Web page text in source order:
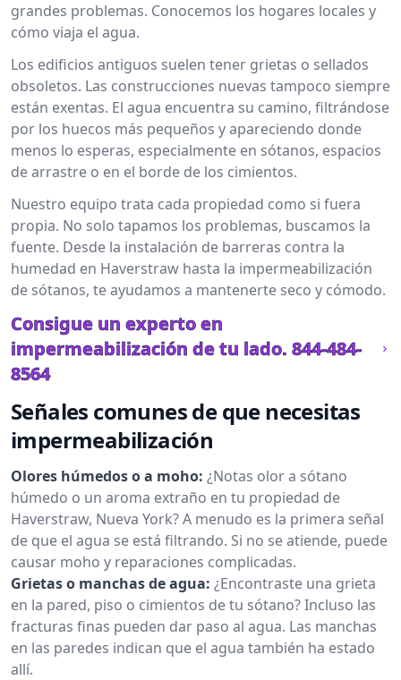
grandes problemas. Conocemos los hogares locales y
cómo viaja el agua.
Los edificios antiguos suelen tener grietas o sellados
obsoletos. Las construcciones nuevas tampoco siempre
están exentas. El agua encuentra su camino, filtrándose
por los huecos más pequeños y apareciendo donde
menos lo esperas, especialmente en sótanos, espacios
de arrastre o en el borde de los cimientos.
Nuestro equipo trata cada propiedad como si fuera
propia. No solo tapamos los problemas, buscamos la
fuente. Desde la instalación de barreras contra la
humedad en Haverstraw hasta la impermeabilización
de sótanos, te ayudamos a mantenerte seco y cómodo.
Consigue un experto en
impermeabilización de tu lado. 844-484-
8564
Señales comunes de que necesitas
impermeabilización
Olores húmedos o a moho: ¿Notas olor a sótano
húmedo o un aroma extraño en tu propiedad de
Haverstraw, Nueva York? A menudo es la primera señal
de que el agua se está filtrando. Si no se atiende, puede
causar moho y reparaciones complicadas.
Grietas o manchas de agua: ¿Encontraste una grieta
en la pared, piso o cimientos de tu sótano? Incluso las
fracturas finas pueden dar paso al agua. Las manchas
en las paredes indican que el agua también ha estado
allí.